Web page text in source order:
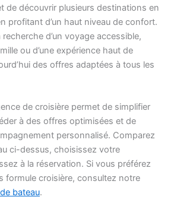
de découvrir plusieurs destinations en
profitant d’un haut niveau de confort.
d’un voyage accessible,
ou d’une expérience haut de
des offres adaptées à tous les
de croisière permet de simplifier
à des offres optimisées et de
personnalisé. Comparez
ci-dessus, choisissez votre
à la réservation. Si vous préférez
formule croisière, consultez notre
bateau.